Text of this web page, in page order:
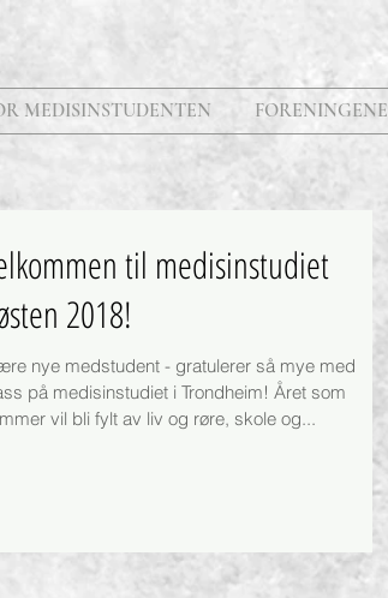
MEDISINSTUDENTEN FORENINGENE
til medisinstudiet
2018!
nye medstudent - gratulerer så mye med
på medisinstudiet i Trondheim! Året som
vil bli fylt av liv og røre, skole og...